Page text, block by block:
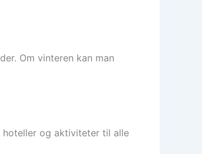
Om vinteren kan man
hoteller og aktiviteter til alle